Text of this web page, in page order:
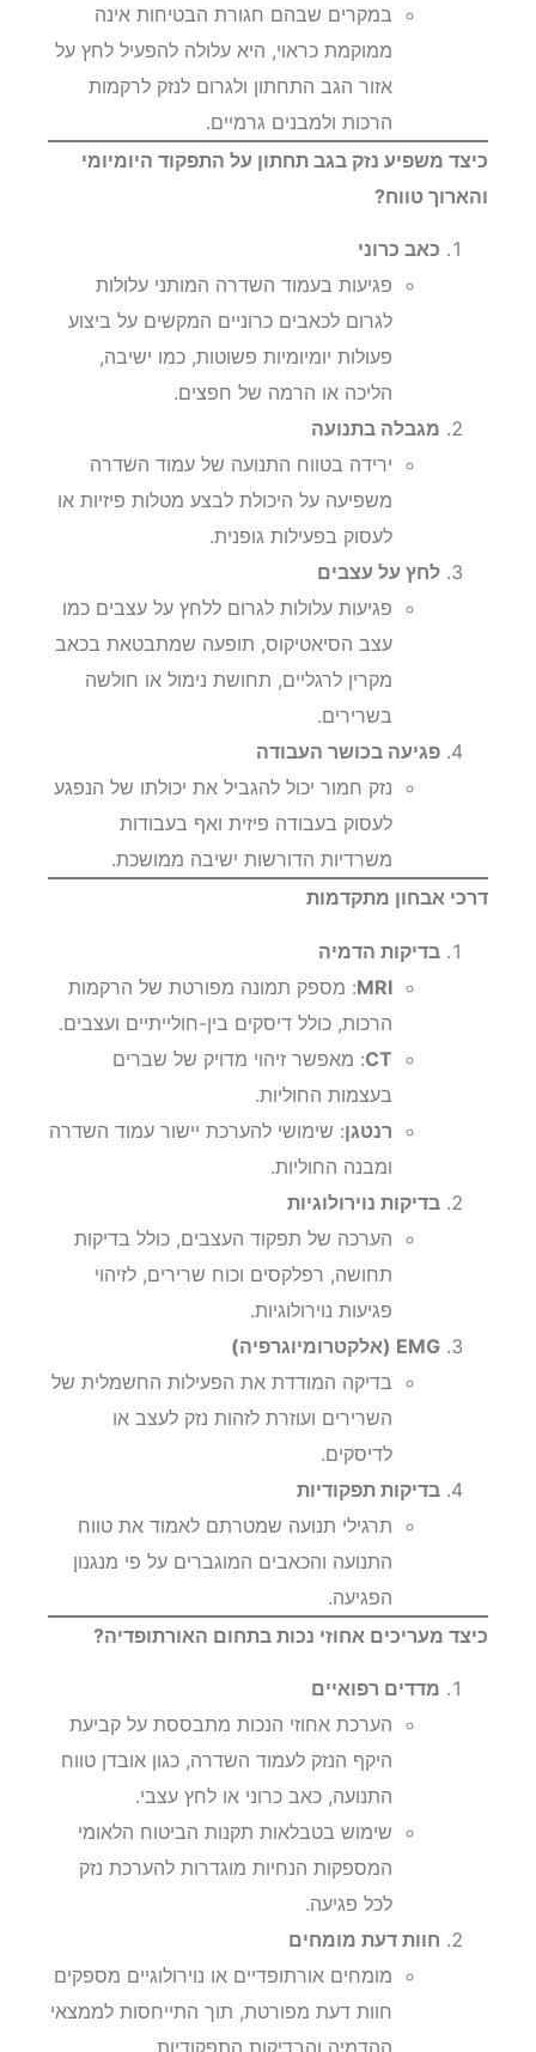
במקרים שבהם חגורת הבטיחות אינה
ממוקמת כראוי, היא עלולה להפעיל לחץ על
אזור הגב התחתון ולגרום לנזק לרקמות
הרכות ולמבנים גרמיים.
כיצד משפיע נזק בגב תחתון על התפקוד היומיומי
והארוך טווח?
כאב כרוני
פגיעות בעמוד השדרה המותני עלולות
לגרום לכאבים כרוניים המקשים על ביצוע
פעולות יומיומיות פשוטות, כמו ישיבה,
הליכה או הרמה של חפצים.
מגבלה בתנועה
ירידה בטווח התנועה של עמוד השדרה
משפיעה על היכולת לבצע מטלות פיזיות או
לעסוק בפעילות גופנית.
לחץ על עצבים
פגיעות עלולות לגרום ללחץ על עצבים כמו
עצב הסיאטיקוס, תופעה שמתבטאת בכאב
מקרין לרגליים, תחושת נימול או חולשה
בשרירים.
פגיעה בכושר העבודה
נזק חמור יכול להגביל את יכולתו של הנפגע
לעסוק בעבודה פיזית ואף בעבודות
משרדיות הדורשות ישיבה ממושכת.
דרכי אבחון מתקדמות
בדיקות הדמיה
MRI: מספק תמונה מפורטת של הרקמות
הרכות, כולל דיסקים בין-חולייתיים ועצבים.
CT: מאפשר זיהוי מדויק של שברים
בעצמות החוליות.
רנטגן: שימושי להערכת יישור עמוד השדרה
ומבנה החוליות.
בדיקות נוירולוגיות
הערכה של תפקוד העצבים, כולל בדיקות
תחושה, רפלקסים וכוח שרירים, לזיהוי
פגיעות נוירולוגיות.
EMG (אלקטרומיוגרפיה)
בדיקה המודדת את הפעילות החשמלית של
השרירים ועוזרת לזהות נזק לעצב או
לדיסקים.
בדיקות תפקודיות
תרגילי תנועה שמטרתם לאמוד את טווח
התנועה והכאבים המוגברים על פי מנגנון
הפגיעה.
כיצד מעריכים אחוזי נכות בתחום האורתופדיה?
מדדים רפואיים
הערכת אחוזי הנכות מתבססת על קביעת
היקף הנזק לעמוד השדרה, כגון אובדן טווח
התנועה, כאב כרוני או לחץ עצבי.
שימוש בטבלאות תקנות הביטוח הלאומי
המספקות הנחיות מוגדרות להערכת נזק
לכל פגיעה.
חוות דעת מומחים
מומחים אורתופדיים או נוירולוגיים מספקים
חוות דעת מפורטת, תוך התייחסות לממצאי